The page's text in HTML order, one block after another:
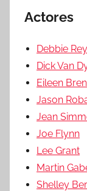
Actores
Debbie
Dick Van
Eileen
Jason
Jean
Joe Flynn
Lee Grant
Martin
Shelley